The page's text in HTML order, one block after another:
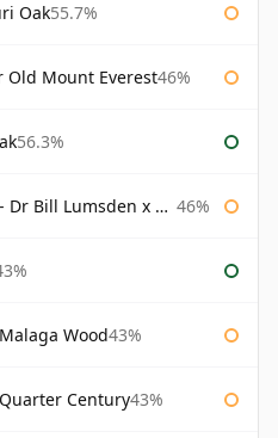
Oak55.7%
Old Mount Everest46%
56.3%
x Azuma Makoto 46%
Wood43%
Century43%